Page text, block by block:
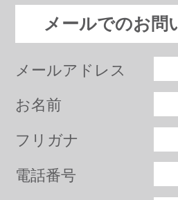
メールでのお問
メールアドレス
お名前
フリガナ
電話番号